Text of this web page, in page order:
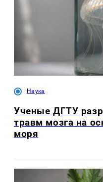
Наука
Ученые ДГТУ
травм мозга на
моря